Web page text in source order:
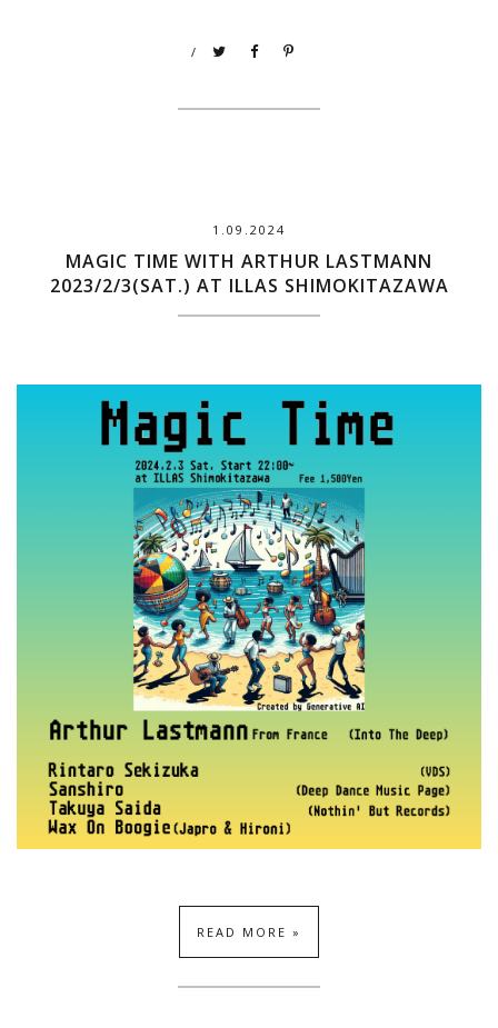
/
1.09.2024
MAGIC TIME WITH ARTHUR LASTMANN
2023/2/3(SAT.) AT ILLAS SHIMOKITAZAWA
READ MORE »